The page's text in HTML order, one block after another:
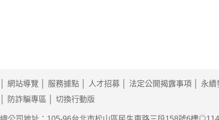
網站導覽 服務據點 人才招募 法定公開揭露事項
永續
防詐騙專區
切換行動版